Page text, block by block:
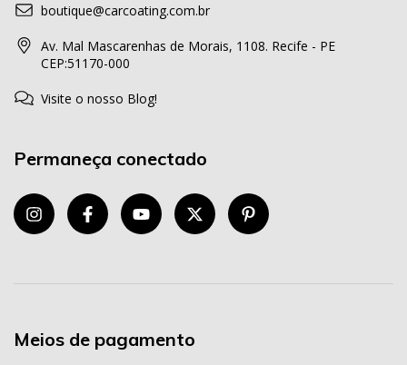
boutique@carcoating.com.br
Av. Mal Mascarenhas de Morais, 1108. Recife - PE
CEP:51170-000
Visite o nosso Blog!
Permaneça conectado
Meios de pagamento